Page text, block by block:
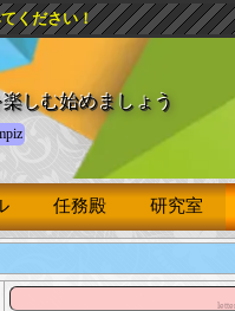
ください！
しむ始めましょう
任務殿 研究室